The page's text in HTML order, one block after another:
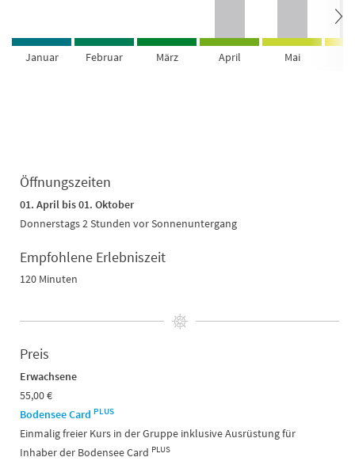
Januar Februar März April Mai
Öffnungszeiten
01. April bis 01. Oktober
Donnerstags 2 Stunden vor Sonnenuntergang
Empfohlene Erlebniszeit
120 Minuten
Preis
Erwachsene
55,00 €
Bodensee Card PLUS
Einmalig freier Kurs in der Gruppe inklusive Ausrüstung für
Inhaber der Bodensee Card PLUS